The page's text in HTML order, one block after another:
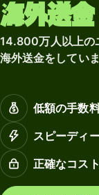
海外送金
14.800万人以上の
海外送金をしていま
低額の手数
スピーディ
正確なコス